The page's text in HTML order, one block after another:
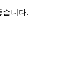
습니다.